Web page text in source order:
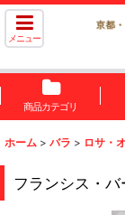
メニュー
商品カテゴリ
ホーム > バラ > ロサ・
フランシス・バ